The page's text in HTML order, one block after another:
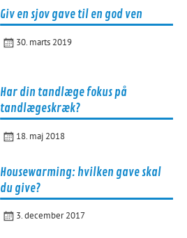
Giv en sjov gave til en god ven
30. marts 2019
Har din tandlæge fokus på
tandlægeskræk?
18. maj 2018
Housewarming: hvilken gave skal
du give?
3. december 2017